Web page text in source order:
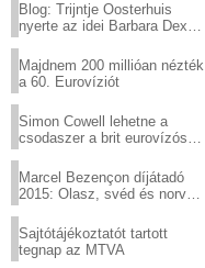
Blog: Trijntje Oosterhuis
nyerte az idei Barbara Dex
Majdnem 200 millióan nézték
a 60. Eurovíziót
Simon Cowell lehetne a
csodaszer a brit eurovízós
Marcel Bezençon díjátadó
2015: Olasz, svéd és norvég
Sajtótájékoztatót tartott
tegnap az MTVA